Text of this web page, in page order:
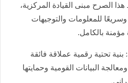
الصرح مبنى القيادة المركزية،
وسريعًا للمعلومات والتوجيهات
مؤمنة بالكامل.
بنية تحتية رقمية عملاقة فائقة
البيانات القومية وحمايتها